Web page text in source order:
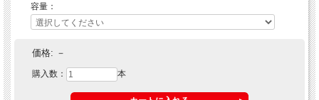
容量：
価格: －
購入数： 本